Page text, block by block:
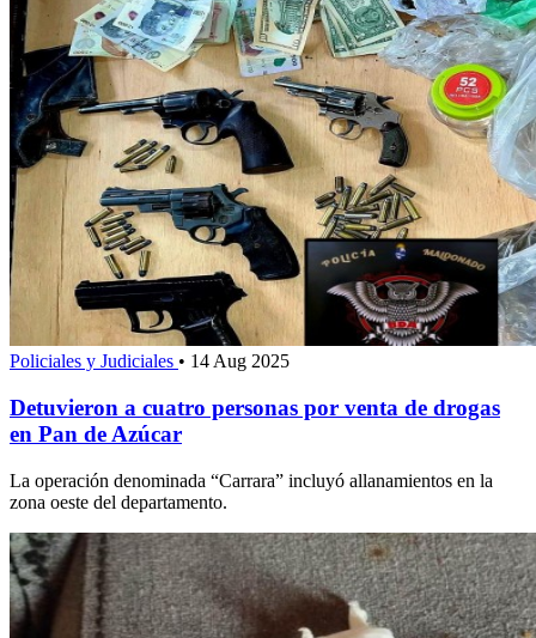
Policiales y Judiciales • 14 Aug 2025
Detuvieron a cuatro personas por venta de drogas
en Pan de Azúcar
La operación denominada “Carrara” incluyó allanamientos en la
zona oeste del departamento.